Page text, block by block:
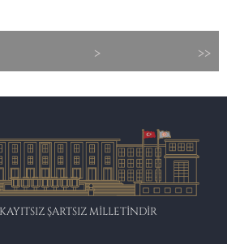
> >>
ŞARTSIZ MİLLETİNDİR